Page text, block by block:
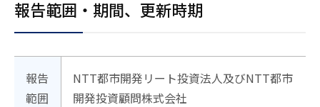
報告範囲・期間、更新時期
報告
範囲
NTT都市開発リート投資法人及びNTT都市
開発投資顧問株式会社